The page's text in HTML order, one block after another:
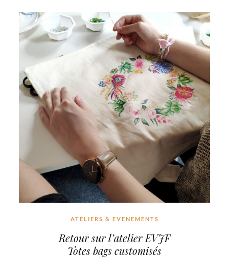
ATELIERS & EVENEMENTS
Retour sur l’atelier EVJF
Totes bags customisés